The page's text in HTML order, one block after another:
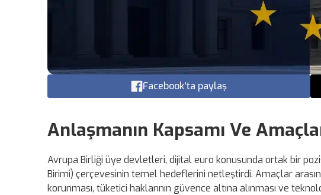
Facebook'ta paylaş
Anlaşmanın Kapsamı Ve
Avrupa Birliği üye devletleri, dijital euro konusunda ortak bir
Birimi) çerçevesinin temel hedeflerini netleştirdi. Amaçlar
korunması, tüketici haklarının güvence altına alınması ve